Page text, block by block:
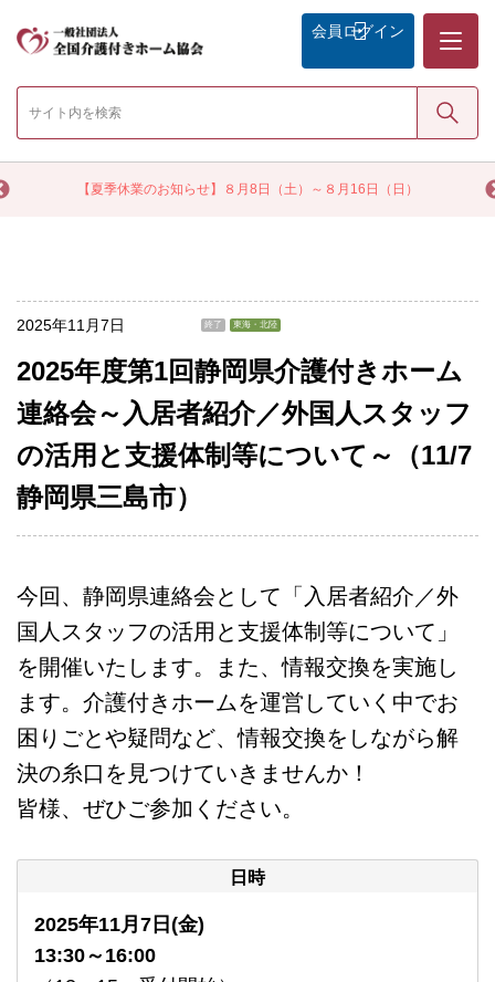
【夏季休業のお知らせ】８月8日（土）～８月16日（日）
会員 ログイン
検索
2025年11月7日 終了 東海・北陸
2025年度第1回静岡県介護付きホーム
連絡会～入居者紹介／外国人スタッフ
の活用と支援体制等について～（11/7
静岡県三島市）
今回、静岡県連絡会として「入居者紹介／外
国人スタッフの活用と支援体制等について」
を開催いたします。また、情報交換を実施し
ます。介護付きホームを運営していく中でお
困りごとや疑問など、情報交換をしながら解
決の糸口を見つけていきませんか！
皆様、ぜひご参加ください。
日時
2025年11月7日(金)
13:30～16:00